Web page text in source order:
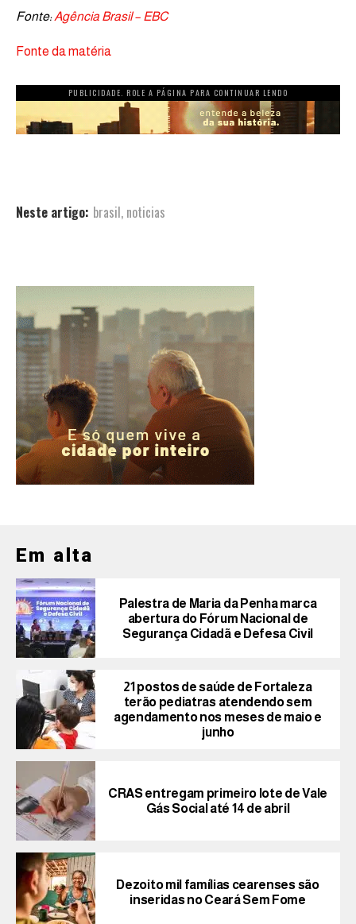
Fonte:Agência Brasil – EBC
Fonte da matéria
PUBLICIDADE. ROLE A PÁGINA PARA CONTINUAR LENDO
Neste artigo: brasil, noticias
Em alta
Palestra de Maria da Penha marca
abertura do Fórum Nacional de
Segurança Cidadã e Defesa Civil
21 postos de saúde de Fortaleza
terão pediatras atendendo sem
agendamento nos meses de maio e
junho
CRAS entregam primeiro lote de Vale
Gás Social até 14 de abril
Dezoito mil famílias cearenses são
inseridas no Ceará Sem Fome